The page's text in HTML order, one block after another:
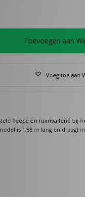
Toevoegen aan
Voeg toe aan
fleece en ruimvallend bij
is 1,88 m lang en draagt